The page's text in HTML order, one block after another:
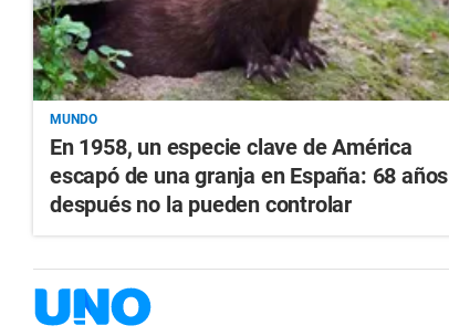
MUNDO
En 1958, un especie clave de América
escapó de una granja en España: 68 años
después no la pueden controlar